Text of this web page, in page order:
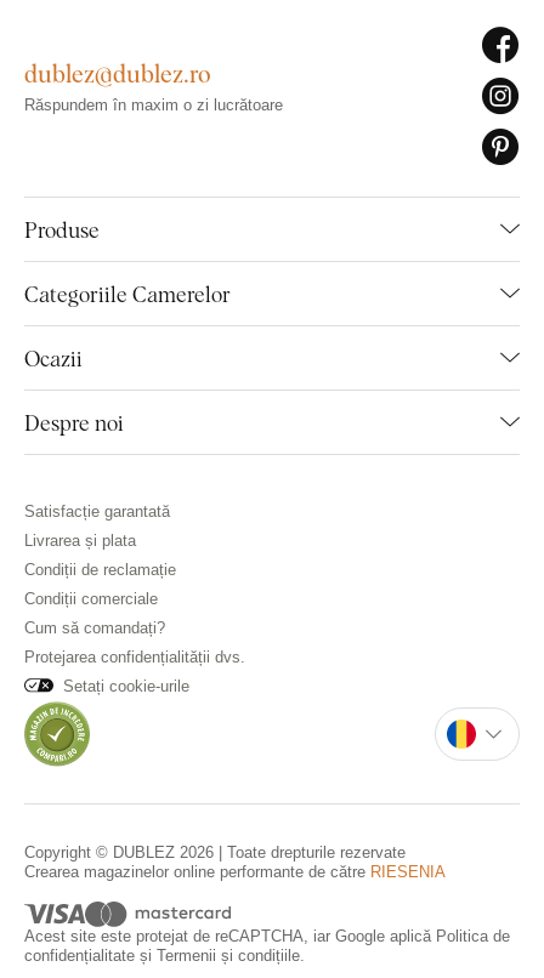
Produse
Categoriile Camerelor
Ocazii
Despre noi
dublez@dublez.ro
Răspundem în maxim o zi lucrătoare
Satisfacție garantată
Livrarea și plata
Condiții de reclamație
Condiții comerciale
Cum să comandați?
Protejarea confidențialității dvs.
Setați cookie-urile
Copyright © DUBLEZ 2026 | Toate drepturile rezervate
Crearea magazinelor online performante de către RIESENIA
Acest site este protejat de reCAPTCHA, iar Google aplică Politica de
confidențialitate și Termenii și condițiile